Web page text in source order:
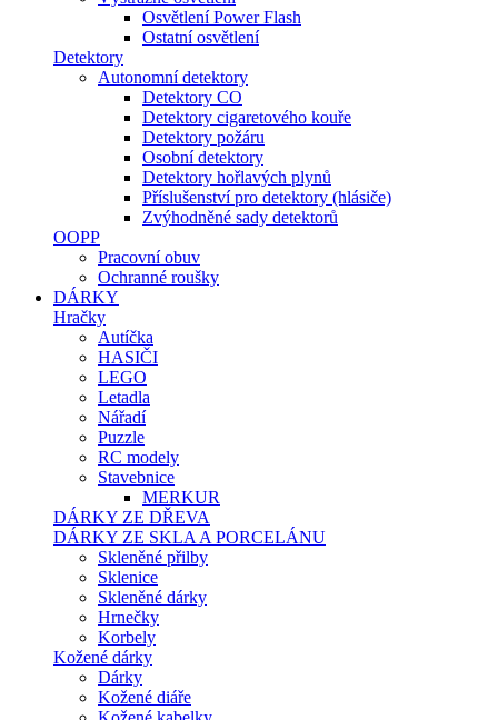
Osvětlení Power Flash
Ostatní osvětlení
Detektory
Autonomní detektory
Detektory CO
Detektory cigaretového kouře
Detektory požáru
Osobní detektory
Detektory hořlavých plynů
Příslušenství pro detektory (hlásiče)
Zvýhodněné sady detektorů
OOPP
Pracovní obuv
Ochranné roušky
DÁRKY
Hračky
Autíčka
HASIČI
LEGO
Letadla
Nářadí
Puzzle
RC modely
Stavebnice
MERKUR
DÁRKY ZE DŘEVA
DÁRKY ZE SKLA A PORCELÁNU
Skleněné přilby
Sklenice
Skleněné dárky
Hrnečky
Korbely
Kožené dárky
Dárky
Kožené diáře